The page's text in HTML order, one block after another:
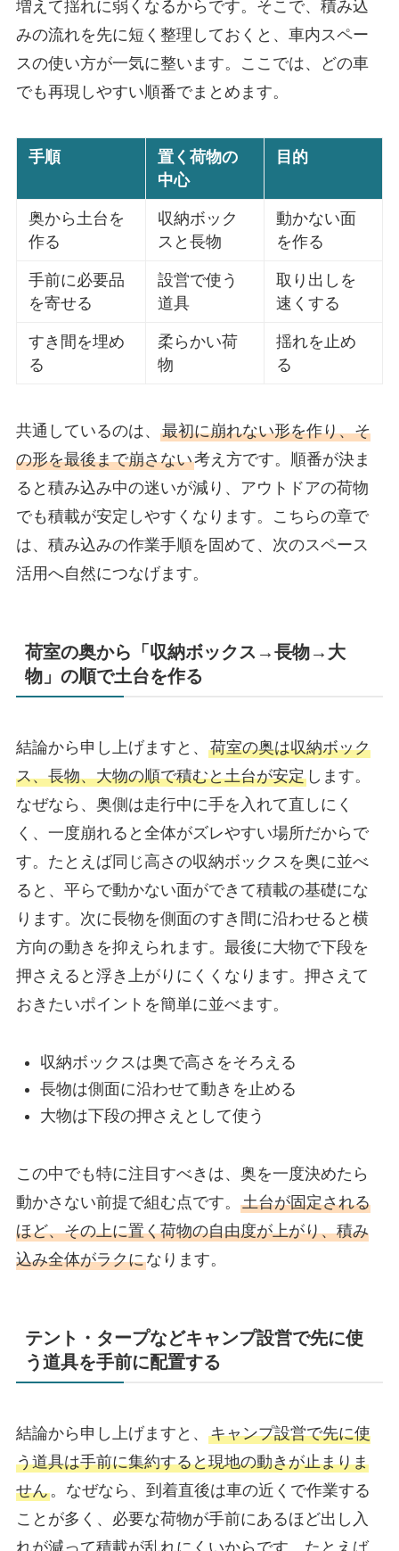
増えて揺れに弱くなるからです。そこで、積み込
みの流れを先に短く整理しておくと、車内スペー
スの使い方が一気に整います。ここでは、どの車
でも再現しやすい順番でまとめます。
手順
置く荷物の
中心
目的
奥から土台を
作る
収納ボック
スと長物
動かない面
を作る
手前に必要品
を寄せる
設営で使う
道具
取り出しを
速くする
すき間を埋め
る
柔らかい荷
物
揺れを止め
る
共通しているのは、 最初に崩れない形を作り、そ
の形を最後まで崩さない考え方です。順番が決ま
ると積み込み中の迷いが減り、アウトドアの荷物
でも積載が安定しやすくなります。こちらの章で
は、積み込みの作業手順を固めて、次のスペース
活用へ自然につなげます。
荷室の奥から「収納ボックス→長物→大
物」の順で土台を作る
結論から申し上げますと、 荷室の奥は収納ボック
ス、長物、大物の順で積むと土台が安定します。
なぜなら、奥側は走行中に手を入れて直しにく
く、一度崩れると全体がズレやすい場所だからで
す。たとえば同じ高さの収納ボックスを奥に並べ
ると、平らで動かない面ができて積載の基礎にな
ります。次に長物を側面のすき間に沿わせると横
方向の動きを抑えられます。最後に大物で下段を
押さえると浮き上がりにくくなります。押さえて
おきたいポイントを簡単に並べます。
収納ボックスは奥で高さをそろえる
長物は側面に沿わせて動きを止める
大物は下段の押さえとして使う
この中でも特に注目すべきは、奥を一度決めたら
動かさない前提で組む点です。 土台が固定される
ほど、その上に置く荷物の自由度が上がり、積み
込み全体がラクになります。
テント・タープなどキャンプ設営で先に使
う道具を手前に配置する
結論から申し上げますと、 キャンプ設営で先に使
う道具は手前に集約すると現地の動きが止まりま
せん。なぜなら、到着直後は車の近くで作業する
ことが多く、必要な荷物が手前にあるほど出し入
れが減って積載が乱れにくいからです。たとえば